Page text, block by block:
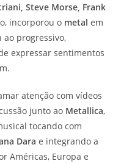
Steve Morse, Frank
incorporou o metal em
progressivo,
expressar sentimentos
atenção com vídeos
junto ao Metallica,
tocando com
Dara e integrando a
Américas, Europa e